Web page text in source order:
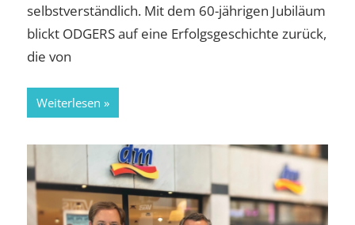
selbstverständlich. Mit dem 60-jährigen Jubiläum
blickt ODGERS auf eine Erfolgsgeschichte zurück,
die von
Weiterlesen